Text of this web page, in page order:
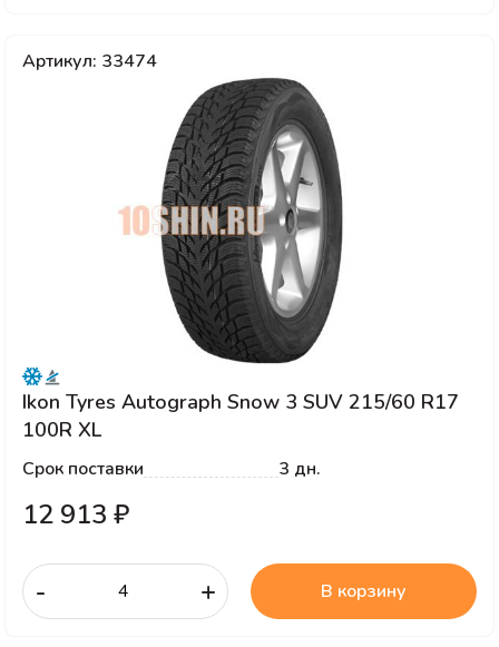
Артикул: 33474
Ikon Tyres Autograph Snow 3 SUV 215/60 R17
100R XL
Срок поставки 3 дн.
12 913 ₽
- + В корзину